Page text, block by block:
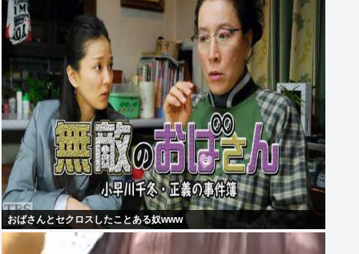
おばさんとセクロスしたことある奴www